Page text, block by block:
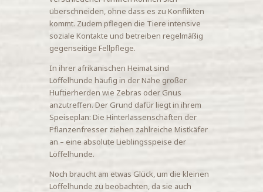
überschneiden, ohne dass es zu Konflikten
kommt. Zudem pflegen die Tiere intensive
soziale Kontakte und betreiben regelmäßig
gegenseitige Fellpflege.
In ihrer afrikanischen Heimat sind
Löffelhunde häufig in der Nähe großer
Huftierherden wie Zebras oder Gnus
anzutreffen. Der Grund dafür liegt in ihrem
Speiseplan: Die Hinterlassenschaften der
Pflanzenfresser ziehen zahlreiche Mistkäfer
an – eine absolute Lieblingsspeise der
Löffelhunde.
Noch braucht am etwas Glück, um die kleinen
Löffelhunde zu beobachten, da sie auch